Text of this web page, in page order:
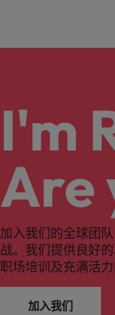
I'm
Are
加入我们的全球团
战。我们提供良好
职场培训及充满活力
加入我们